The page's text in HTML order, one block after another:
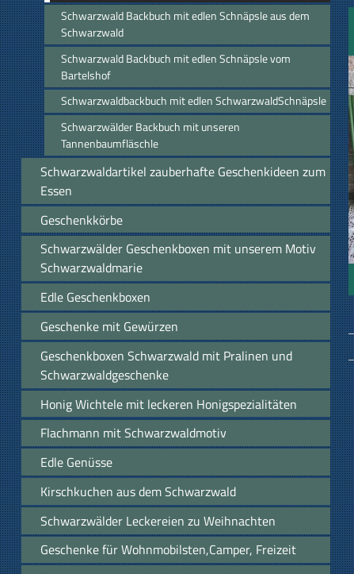
Schwarzwald Backbuch mit edlen Schnäpsle aus dem
Schwarzwald
Schwarzwald Backbuch mit edlen Schnäpsle vom
Bartelshof
Schwarzwaldbackbuch mit edlen SchwarzwaldSchnäpsle
Schwarzwälder Backbuch mit unseren
Tannenbaumfläschle
Schwarzwaldartikel zauberhafte Geschenkideen zum
Essen
Geschenkkörbe
Schwarzwälder Geschenkboxen mit unserem Motiv
Schwarzwaldmarie
Edle Geschenkboxen
Geschenke mit Gewürzen
Geschenkboxen Schwarzwald mit Pralinen und
Schwarzwaldgeschenke
Honig Wichtele mit leckeren Honigspezialitäten
Flachmann mit Schwarzwaldmotiv
Edle Genüsse
Kirschkuchen aus dem Schwarzwald
Schwarzwälder Leckereien zu Weihnachten
Geschenke für Wohnmobilsten,Camper, Freizeit